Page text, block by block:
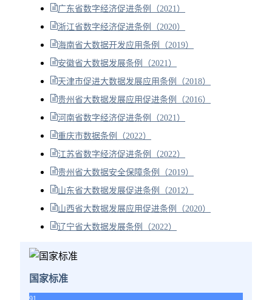
广东省数字经济促进条例（2021）
浙江省数字经济促进条例（2020）
海南省大数据开发应用条例（2019）
安徽省大数据发展条例（2021）
天津市促进大数据发展应用条例（2018）
贵州省大数据发展应用促进条例（2016）
河南省数字经济促进条例（2021）
重庆市数据条例（2022）
江苏省数字经济促进条例（2022）
贵州省大数据安全保障条例（2019）
山东省大数据发展促进条例（2012）
山西省大数据发展应用促进条例（2020）
辽宁省大数据发展条例（2022）
国家标准